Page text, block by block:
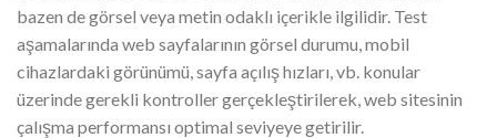
bazen de görsel veya metin odaklı içerikle ilgilidir. Test
aşamalarında web sayfalarının görsel durumu, mobil
cihazlardaki görünümü, sayfa açılış hızları, vb. konular
üzerinde gerekli kontroller gerçekleştirilerek, web sitesinin
çalışma performansı optimal seviyeye getirilir.